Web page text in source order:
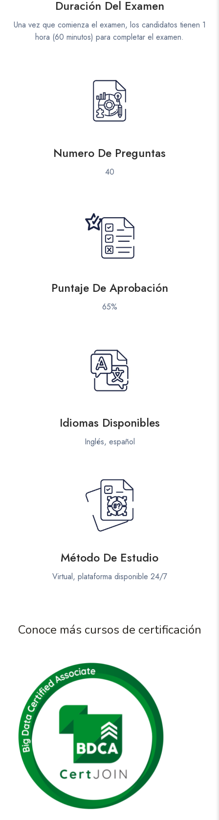
Duración Del Examen
Una vez que comienza el examen, los candidatos tienen 1
hora (60 minutos) para completar el examen.
Numero De Preguntas
40
Puntaje De Aprobación
65%
Idiomas Disponibles
Inglés, español
Método De Estudio
Virtual, plataforma disponible 24/7
Conoce más cursos de certificación